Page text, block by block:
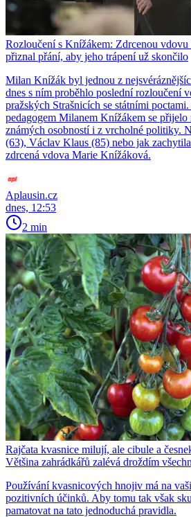
Rozloučení s Knížákem: Zdrcenou
přiznal přání, aby jeho trápení už skončilo
Milan Knížák byl jednou z
dnes s ním proběhlo poslední rozloučení
pražských Strašnicích se státními
pedagogem Milanem Knížákem se přijelo
známých osobností i z vrcholné politiky.
(63), Václav Klaus (85) nebo jak
zdrcená vdova Marie Knížáková.
Aplausin.cz
dnes, 12:53
2 min
Rajčata kvasnice milují, ale cibule a
Většina zahrádkářů zalévá droždím
Používání kvasnicových hnojiv má na
pozitivních účinků. Aby tomu tak však
pamatovat na tato jednoduchá pravidla.